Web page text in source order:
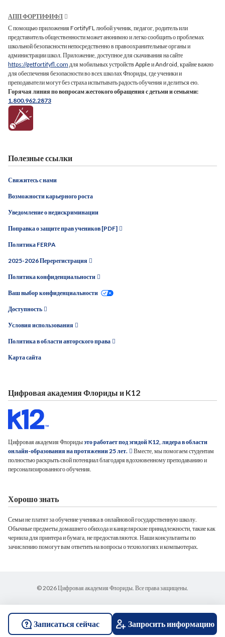
АПП ФОРТИФИФЛ
С помощью приложения FortifyFL любой ученик, педагог, родитель или
представитель общественности может анонимно и легко сообщить о проблемах
школьной безопасности непосредственно в правоохранительные органы и
администрации школ. Приложение, доступное для скачивания на сайте
https://getfortifyfl.com для мобильных устройств Apple и Android, крайне важно
для обеспечения безопасности во всех школах Флориды, где ученики и
преподаватели могут без страха испытывать радость обучения и делиться ею.
Горячая линия по вопросам жестокого обращения с детьми и семьями:
1.800.962.2873
Полезные ссылки
Свяжитесь с нами
Возможности карьерного роста
Уведомление о недискриминации
Поправка о защите прав учеников [PDF]
Политика FERPA
2025-2026 Перерегистрация
Политика конфиденциальности
Ваш выбор конфиденциальности
Доступность
Условия использования
Политика в области авторского права
Карта сайта
Цифровая академия Флориды и K12
Цифровая академия Флоридыэто работает под эгидой K12, лидера в области
онлайн-образования на протяжении 25 лет.
Вместе, мы помогаем студентам
полностью раскрыть свой потенциал благодаря вдохновенному преподаванию и
персонализированного обучения.
Хорошо знать
Семьи не платят за обучение ученика в онлайновой государственную школу.
Обычные предметы домашнего обихода и канцелярские принадлежности, такие как
чернила для принтера и бумага, не предоставляются. Наши консультанты по
зачислению помогут вам ответить на вопросы о технологиях и компьютерах.
© 2026 Цифровая академия Флориды. Все права защищены.
Записаться сейчас Запросить информацию